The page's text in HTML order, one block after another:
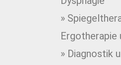
»
Ergotherapie
» Diagnostik